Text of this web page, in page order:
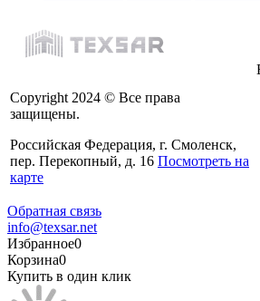
Copyright 2024 © Все права
защищены.
Российская Федерация, г. Смоленск,
пер. Перекопный, д. 16 Посмотреть на
карте
Обратная связь
info@texsar.net
Избранное0
Корзина0
Купить в один клик